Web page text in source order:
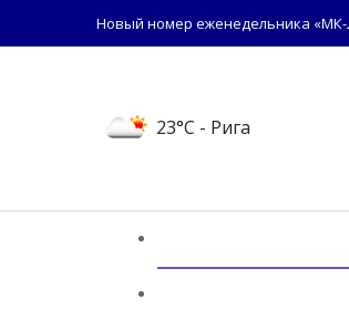
Новый номер еженедельника «МК-
23°C - Рига